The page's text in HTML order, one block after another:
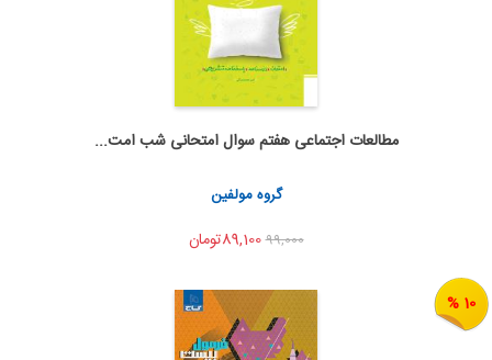
اضافه به سبد خرید
اشتراک گذاری
مطالعات اجتماعی هفتم سوال امتحانی شب امت...
گروه مولفین
99,00089,100تومان
10 %